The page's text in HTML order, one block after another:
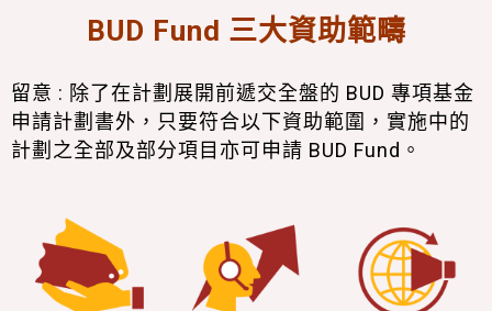
BUD Fund 三大資助範疇
留意 : 除了在計劃展開前遞交全盤的 BUD 專項基金
申請計劃書外，只要符合以下資助範圍，實施中的
計劃之全部及部分項目亦可申請 BUD Fund。